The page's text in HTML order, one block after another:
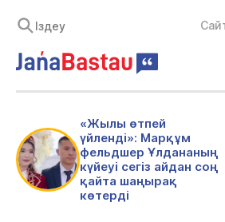
«Жылы өтпей
үйленді»: Марқұм
фельдшер Ұлдананың
күйеуі сегіз айдан соң
қайта шаңырақ
көтерді